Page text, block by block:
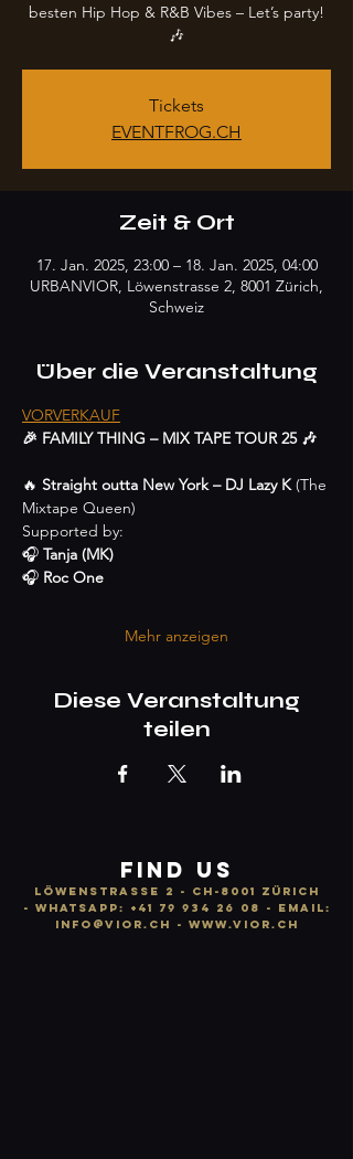
besten Hip Hop & R&B Vibes – Let’s party!
🎶
Tickets
EVENTFROG.CH
Zeit & Ort
17. Jan. 2025, 23:00 – 18. Jan. 2025, 04:00
URBANVIOR, Löwenstrasse 2, 8001 Zürich,
Schweiz
Über die Veranstaltung
VORVERKAUF
🎉 FAMILY THING – MIX TAPE TOUR 25 🎶
🔥 Straight outta New York – DJ Lazy K (The
Mixtape Queen)
Supported by:
🎧 Tanja (MK)
🎧 Roc One
Mehr anzeigen
Diese Veranstaltung
teilen
FIND US
LÖWENSTRASSE 2 - CH-8001 ZÜRICH
- WhatsApp: +41 79 934 26 08
- email:
info @vior.ch - www.vior.ch